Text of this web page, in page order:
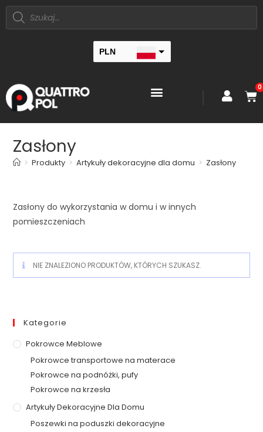
PLN
0
Zasłony
> Produkty > Artykuły dekoracyjne dla domu > Zasłony
Zasłony do wykorzystania w domu i w innych
pomieszczeniach
NIE ZNALEZIONO PRODUKTÓW, KTÓRYCH SZUKASZ.
Kategorie
Pokrowce Meblowe
Pokrowce transportowe na materace
Pokrowce na podnóżki, pufy
Pokrowce na krzesła
Artykuły Dekoracyjne Dla Domu
Poszewki na poduszki dekoracyjne